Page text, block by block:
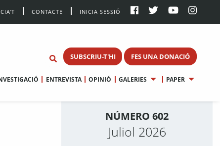
CONTACTE INICIA SESSIÓ
SUBSCRIU-T'HI FES UNA DONACIÓ
ENTREVISTA OPINIÓ GALERIES PAPER
NÚMERO 602
Juliol 2026